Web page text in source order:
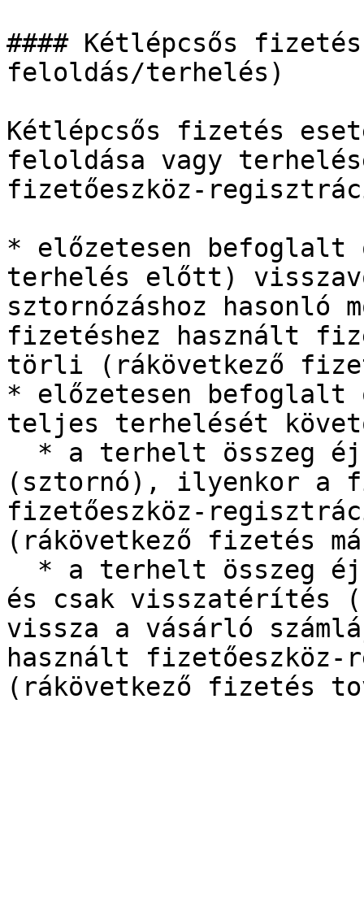
#### Kétlépcsős
feloldás/terhelés)
Kétlépcsős fizetés
feloldása vagy
fizetőeszköz-
* előzetesen befoglalt
terhelés előtt)
sztornózáshoz hasonló
fizetéshez használt
törli (rákövetkező
* előzetesen befoglalt
teljes terhelését
(sztornó), ilyenkor a
fizetőeszköz-
(rákövetkező fizetés
és csak visszatérítés
vissza a vásárló
használt fizetőeszköz-